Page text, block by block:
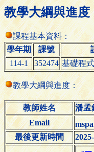
教學大綱與進度
課程基本資料：
學年期
課號
114-1
352474 基礎程
教學大綱與進度：
教師姓名 潘
Email
最後更新時間